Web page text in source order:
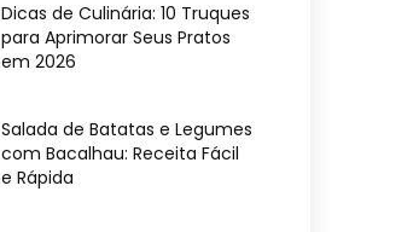
Dicas de Culinária: 10 Truques
para Aprimorar Seus Pratos
em 2026
Salada de Batatas e Legumes
com Bacalhau: Receita Fácil
e Rápida